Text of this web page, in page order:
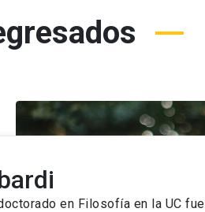
en Filosofía en la UC fue